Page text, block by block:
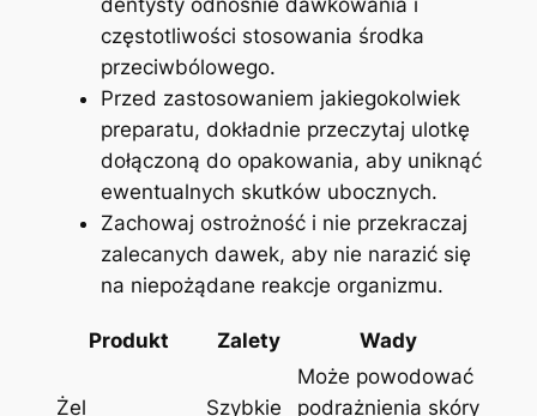
dentysty odnośnie dawkowania i
częstotliwości stosowania środka⁣
przeciwbólowego.
Przed zastosowaniem jakiegokolwiek
preparatu, dokładnie przeczytaj ulotkę
dołączoną ⁣do opakowania, aby‌ uniknąć‍
ewentualnych ​skutków ubocznych.
Zachowaj​ ostrożność i nie przekraczaj
zalecanych dawek, aby nie‌ narazić się
na niepożądane reakcje organizmu.
Produkt Zalety Wady
Żel
Szybkie⁣
Może powodować ​
podrażnienia skóry